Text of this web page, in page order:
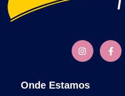
Onde Estamos